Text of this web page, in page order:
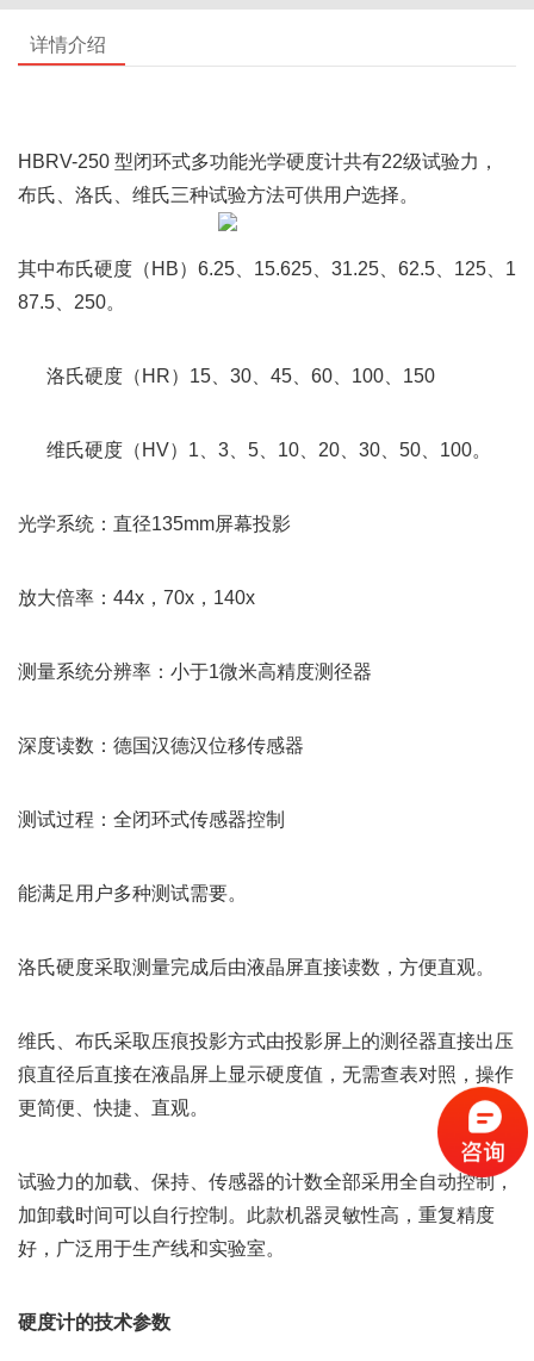
详情介绍
HBRV-250 型闭环式多功能光学硬度计共有22级试验力，
布氏、洛氏、维氏三种试验方法可供用户选择。
其中布氏硬度（HB）6.25、15.625、31.25、62.5、125、1
87.5、250。
洛氏硬度（HR）15、30、45、60、100、150
维氏硬度（HV）1、3、5、10、20、30、50、100。
光学系统：直径135mm屏幕投影
放大倍率：44x，70x，140x
测量系统分辨率：小于1微米高精度测径器
深度读数：德国汉德汉位移传感器
测试过程：全闭环式传感器控制
能满足用户多种测试需要。
洛氏硬度采取测量完成后由液晶屏直接读数，方便直观。
维氏、布氏采取压痕投影方式由投影屏上的测径器直接出压
痕直径后直接在液晶屏上显示硬度值，无需查表对照，操作
更简便、快捷、直观。
试验力的加载、保持、传感器的计数全部采用全自动控制，
加卸载时间可以自行控制。此款机器灵敏性高，重复精度
好，广泛用于生产线和实验室。
硬度计的技术参数